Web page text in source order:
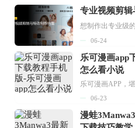
专业视频剪
06-24
乐可漫画app
怎么看小说
06-23
漫蛙